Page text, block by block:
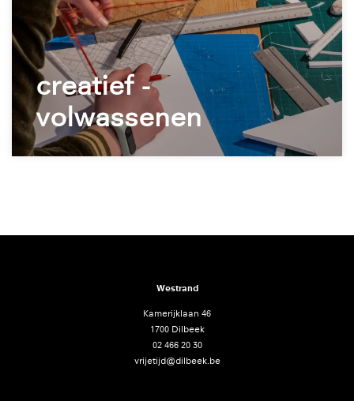
creatief -
volwassenen
Westrand
Kamerijklaan 46
1700 Dilbeek
02 466 20 30
vrijetijd@dilbeek.be